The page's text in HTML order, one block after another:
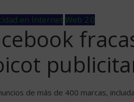
en InternetWeb 2.0
de más de 400 marcas,